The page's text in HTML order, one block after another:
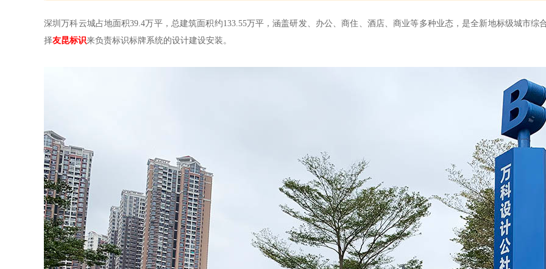
深圳万科云城占地面积39.4万平，总建筑面积约133.55万平，涵盖研发、办公、商住、酒店、商业等多种业态，是全新地标级城市
择友昆标识来负责标识标牌系统的设计建设安装。